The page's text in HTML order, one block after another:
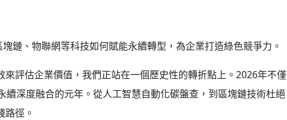
鏈、物聯網等科技如何賦能永續轉型，為企業打造綠色競爭力。
來評估企業價值，我們正站在一個歷史性的轉折點上。2026年不僅
深度融合的元年。從人工智慧自動化碳盤查，到區塊鏈技術杜絕
路徑。